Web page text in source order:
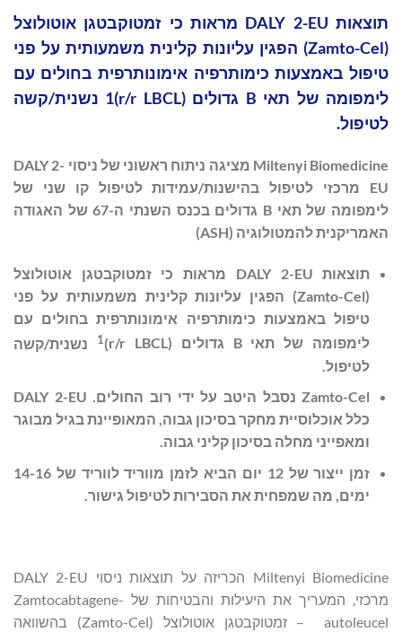
תוצאות DALY 2-EU מראות כי זמטוקבטגן אוטולוצל
(Zamto-Cel) הפגין עליונות קלינית משמעותית על פני
טיפול באמצעות כימותרפיה אימונותרפית בחולים עם
לימפומה של תאי B גדולים (r/r LBCL)1 נשנית/קשה
לטיפול.
Miltenyi Biomedicine מציגה ניתוח ראשוני של ניסוי DALY 2-
EU מרכזי לטיפול בהישנות/עמידות לטיפול קו שני של
לימפומה של תאי B
גדולים בכנס השנתי ה-67 של האגודה
האמריקנית להמטולוגיה (ASH
)
תוצאות DALY 2-EU מראות כי זמטוקבטגן אוטולוצל
(
Zamto-Cel) הפגין עליונות קלינית משמעותית על פני
טיפול באמצעות כימותרפיה אימונותרפית בחולים עם
לימפומה של תאיB גדולים (r/r LBCL
)
1
נשנית/קשה
לטיפול.
Zamto-Cel נסבל היטב על ידי רוב החולים. DALY 2-EU
כלל אוכלוסיית מחקר בסיכון גבוה, המאופיינת בגיל מבוגר
ומאפייני מחלה בסיכון קליני גבוה.
זמן ייצור של 12 יום הביא לזמן מווריד לווריד של 14-16
ימים, מה שמפחית את הסבירות לטיפול גישור.
Miltenyi Biomedicine הכריזה על תוצאות ניסוי DALY 2-EU
מרכזי, המעריך את היעילות והבטיחות של Zamtocabtagene-
autoleucel – זמטוקבטגן אוטולוצל (Zamto-Cel) בהשוואה